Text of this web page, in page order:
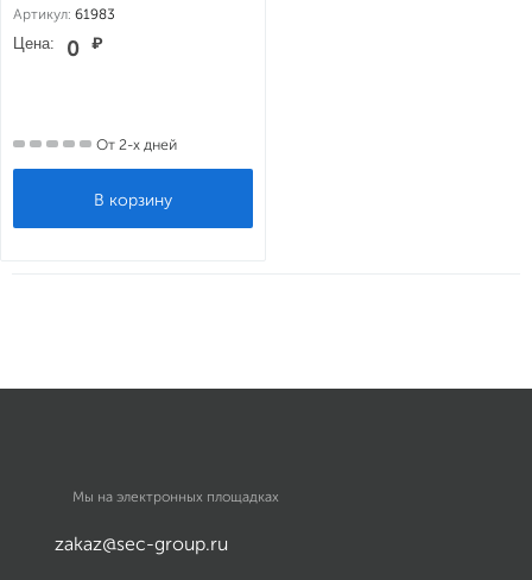
Артикул: 61983
Цена: 0 ₽
От 2-х дней
Мы на электронных площадках
zakaz@sec-group.ru